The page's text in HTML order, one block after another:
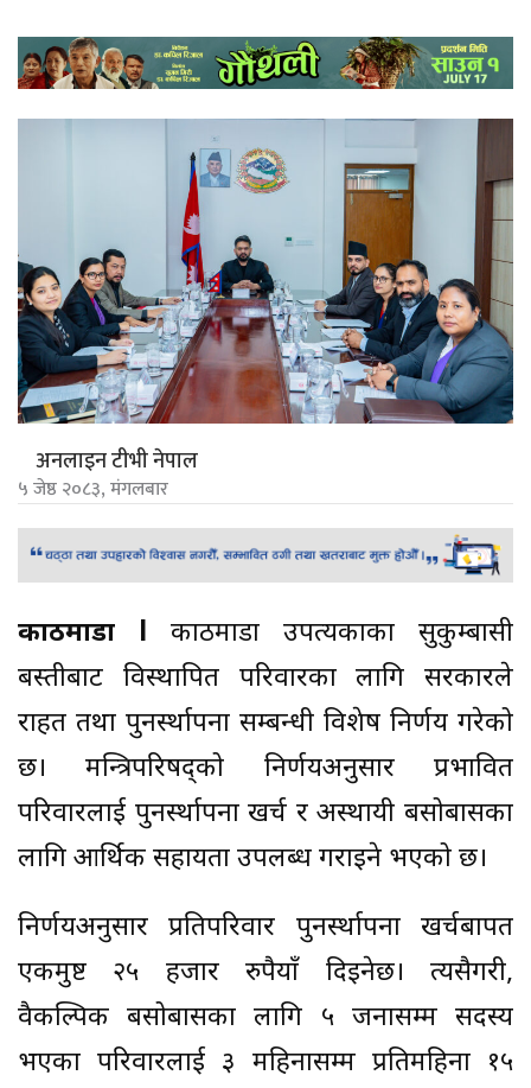
अनलाइन टीभी नेपाल
५ जेष्ठ २०८३, मंगलबार
काठमाडौं l काठमाडौं उपत्यकाका सुकुम्बासी
बस्तीबाट विस्थापित परिवारका लागि सरकारले
राहत तथा पुनर्स्थापना सम्बन्धी विशेष निर्णय गरेको
छ। मन्त्रिपरिषद्को निर्णयअनुसार प्रभावित
परिवारलाई पुनर्स्थापना खर्च र अस्थायी बसोबासका
लागि आर्थिक सहायता उपलब्ध गराइने भएको छ।
निर्णयअनुसार प्रतिपरिवार पुनर्स्थापना खर्चबापत
एकमुष्ट २५ हजार रुपैयाँ दिइनेछ। त्यसैगरी,
वैकल्पिक बसोबासका लागि ५ जनासम्म सदस्य
भएका परिवारलाई ३ महिनासम्म प्रतिमहिना १५